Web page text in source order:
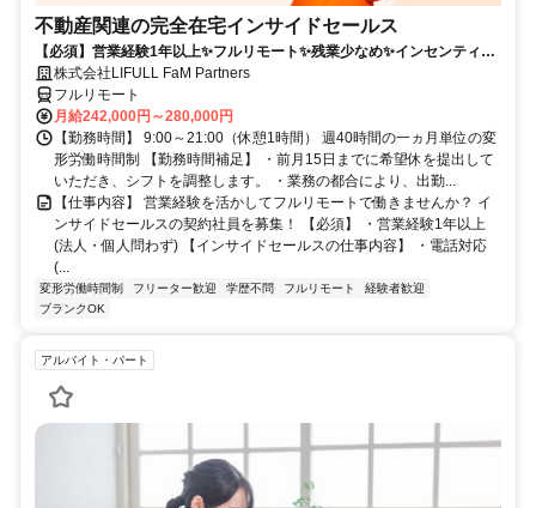
不動産関連の完全在宅インサイドセールス
【必須】営業経験1年以上✨フルリモート✨残業少なめ✨インセンティブ
有 株式会社LIFULL FaM Partners
フルリモート
月給242,000円～280,000円
【勤務時間】 9:00～21:00（休憩1時間） 週40時間の一ヵ月単位の変
形労働時間制 【勤務時間補足】 ・前月15日までに希望休を提出して
いただき、シフトを調整します。 ・業務の都合により、出勤...
【仕事内容】 営業経験を活かしてフルリモートで働きませんか？ イ
ンサイドセールスの契約社員を募集！ 【必須】 ・営業経験1年以上
(法人・個人問わず) 【インサイドセールスの仕事内容】 ・電話対応
(...
変形労働時間制 フリーター歓迎 学歴不問 フルリモート
経験者歓迎
ブランクOK
アルバイト・パート